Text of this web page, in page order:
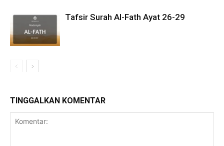
Tafsir Surah Al-Fath Ayat 26-29
TINGGALKAN KOMENTAR